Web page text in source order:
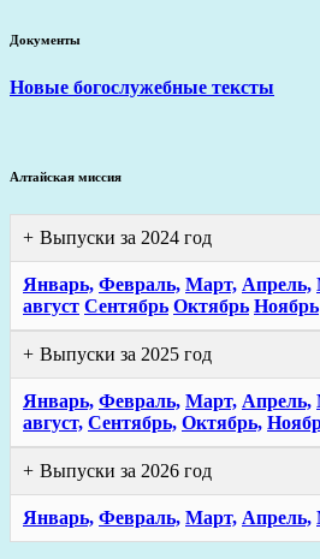
Документы
Новые богослужебные тексты
Алтайская миссия
Выпуски за 2024 год
Январь, Февраль, Март, Апрель,
август Сентябрь Октябрь Ноябрь
Выпуски за 2025 год
Январь, Февраль, Март, Апрель,
август, Сентябрь, Октябрь,
Выпуски за 2026 год
Январь, Февраль, Март, Апрель,